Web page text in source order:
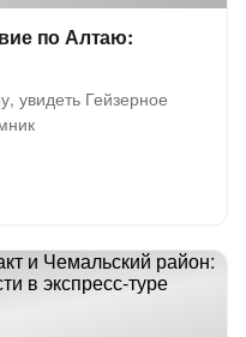
по Алтаю:
увидеть Гейзерное